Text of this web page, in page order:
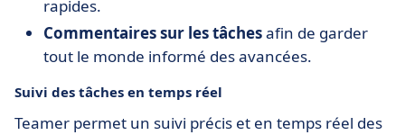
rapides.
Commentaires sur les tâchesafin de garder
tout le monde informé des avancées.
Suivi des tâches en temps réel
Teamer permet un suivi précis et en temps réel des